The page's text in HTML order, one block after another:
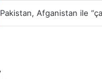
Pakistan, Afganistan ile